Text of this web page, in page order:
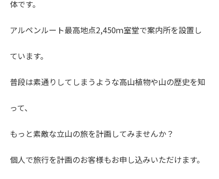
体です。
アルペンルート最高地点2,450ｍ室堂で案内所を設置し
ています。
普段は素通りしてしまうような高山植物や山の歴史を知
って、
もっと素敵な立山の旅を計画してみませんか？
個人で旅行を計画のお客様もお申し込みいただけます。